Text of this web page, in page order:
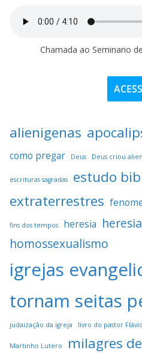
Chamada ao Seminario
alienigenas
como pregar
Deus Deus criou
escrituras sagradas estudo
extraterrestres
fins dos tempos heresia
homossexualismo
igrejas
tornam seitas
judaização da igreja livro do pastor
Martinho Lutero milagres